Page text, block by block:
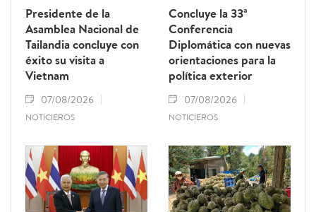
Presidente de la
Asamblea Nacional de
Tailandia concluye con
éxito su visita a
Vietnam
07/08/2026
NOTICIEROS
Concluye la 33ª
Conferencia
Diplomática con nuevas
orientaciones para la
política exterior
07/08/2026
NOTICIEROS